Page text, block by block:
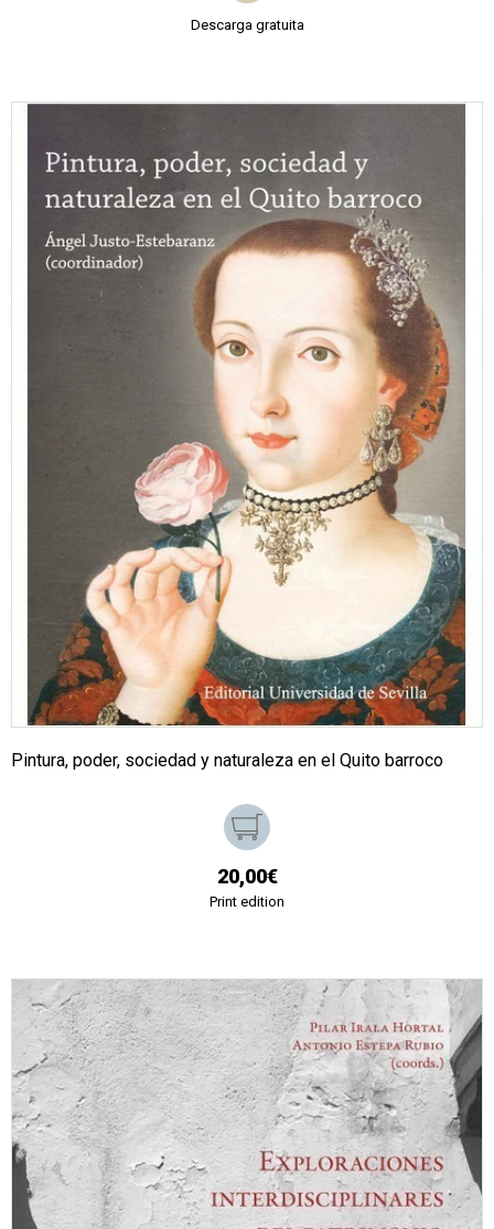
Descarga gratuita
Pintura, poder, sociedad y naturaleza en el Quito barroco
20,00€
Print edition